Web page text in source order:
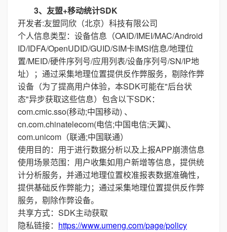
3、友盟+移动统计SDK
开发者:友盟同欣（北京）科技有限公司
个人信息类型：设备信息（OAID/IMEI/MAC/Android
ID/IDFA/OpenUDID/GUID/SIM卡IMSI信息/地理位
置/MEID/硬件序列号/应用列表/设备序列号/SN/IP地
址）；通过采集地理位置提供反作弊服务，剔除作弊
设备（为了提高用户体验，本SDK可能在"后台状
态"异步获取这些信息）包含以下SDK：
com.cmic.sso(移动;中国移动) 、
cn.com.chinatelecom(电信;中国电信;天翼)、
com.unicom（联通;中国联通）
使用目的：用于进行数据分析以及上报APP崩溃信息
使用场景范围：用户收集如用户新增等信息，提供统
计分析服务，并通过地理位置校准报表数据准确性，
提供基础反作弊能力；通过采集地理位置提供反作弊
服务，剔除作弊设备。
共享方式：SDK主动获取
隐私链接： https://www.umeng.com/page/policy